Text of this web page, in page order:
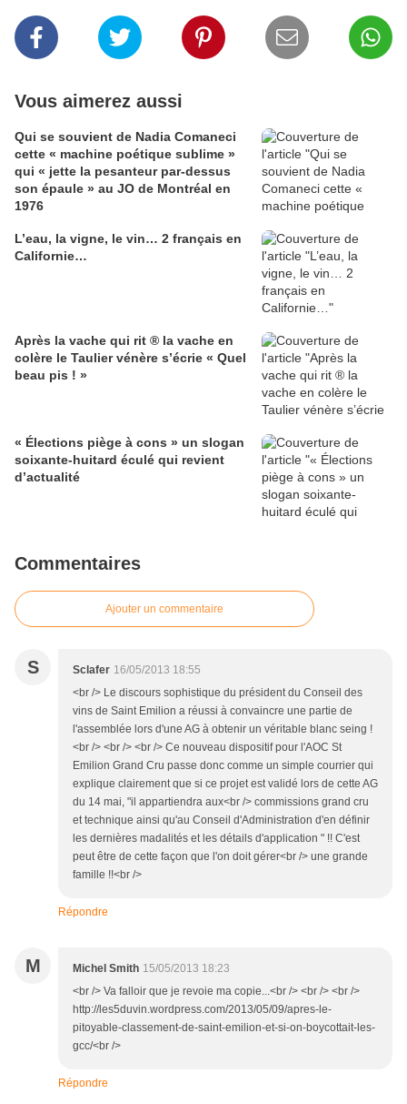
Vous aimerez aussi
Qui se souvient de Nadia Comaneci
cette « machine poétique sublime »
qui « jette la pesanteur par-dessus
son épaule » au JO de Montréal en
1976
L’eau, la vigne, le vin… 2 français en
Californie…
Après la vache qui rit ® la vache en
colère le Taulier vénère s’écrie « Quel
beau pis ! »
« Élections piège à cons » un slogan
soixante-huitard éculé qui revient
d’actualité
Commentaires
Ajouter un commentaire
S Sclafer 16/05/2013 18:55
<br /> Le discours sophistique du président du Conseil des
vins de Saint Emilion a réussi à convaincre une partie de
l'assemblée lors d'une AG à obtenir un véritable blanc seing !
<br /> <br /> <br /> Ce nouveau dispositif pour l'AOC St
Emilion Grand Cru passe donc comme un simple courrier qui
explique clairement que si ce projet est validé lors de cette AG
du 14 mai, "il appartiendra aux<br /> commissions grand cru
et technique ainsi qu'au Conseil d'Administration d'en définir
les dernières madalités et les détails d'application " !! C'est
peut être de cette façon que l'on doit gérer<br /> une grande
famille !!<br />
Répondre
M Michel Smith 15/05/2013 18:23
<br /> Va falloir que je revoie ma copie...<br /> <br /> <br />
http://les5duvin.wordpress.com/2013/05/09/apres-le-
pitoyable-classement-de-saint-emilion-et-si-on-boycottait-les-
gcc/<br />
Répondre